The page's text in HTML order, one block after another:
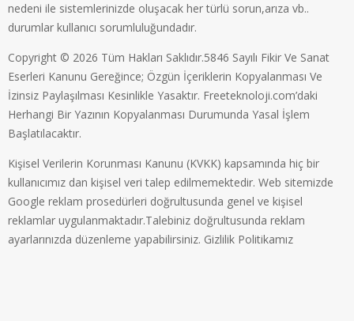
nedeni ile sistemlerinizde oluşacak her türlü sorun,arıza vb..
durumlar kullanıcı sorumluluğundadır.
Copyright © 2026 Tüm Hakları Saklıdır.5846 Sayılı Fikir Ve Sanat
Eserleri Kanunu Gereğince; Özgün İçeriklerin Kopyalanması Ve
İzinsiz Paylaşılması Kesinlikle Yasaktır. Freeteknoloji.com’daki
Herhangi Bir Yazının Kopyalanması Durumunda Yasal İşlem
Başlatılacaktır.
Kişisel Verilerin Korunması Kanunu (KVKK) kapsamında hiç bir
kullanıcımız dan kişisel veri talep edilmemektedir. Web sitemizde
Google reklam prosedürleri doğrultusunda genel ve kişisel
reklamlar uygulanmaktadır.Talebiniz doğrultusunda reklam
ayarlarınızda düzenleme yapabilirsiniz. Gizlilik Politikamız